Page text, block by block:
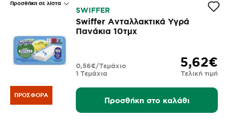
Προσθήκη σε λίστα
ΠΡΟΣΦΟΡΆ
SWIFFER
Swiffer Ανταλλακτικά Υγρά
Πανάκια 10τμχ
5,62€
Τελική τιμή
1 Τεμάχια
0,56€/Τεμάχιο
Προσθήκη στο καλάθι